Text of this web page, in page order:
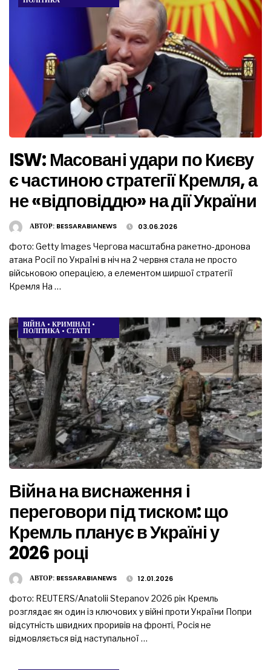
ISW: Масовані удари по Києву
є частиною стратегії Кремля, а
не «відповіддю» на дії України
АВТОР: BESSARABIANEWS 03.06.2026
фото: Getty Images Чергова масштабна ракетно-дронова
атака Росії по Україні в ніч на 2 червня стала не просто
військовою операцією, а елементом ширшої стратегії
Кремля На …
ВІЙНА • КРИМІНАЛ •
ПОЛІТИКА • СТАТТІ
Війна на виснаження і
переговори під тиском: що
Кремль планує в Україні у
2026 році
АВТОР: BESSARABIANEWS 12.01.2026
фото: REUTERS/Anatolii Stepanov 2026 рік Кремль
розглядає як один із ключових у війні проти України Попри
відсутність швидких проривів на фронті, Росія не
відмовляється від наступальної …